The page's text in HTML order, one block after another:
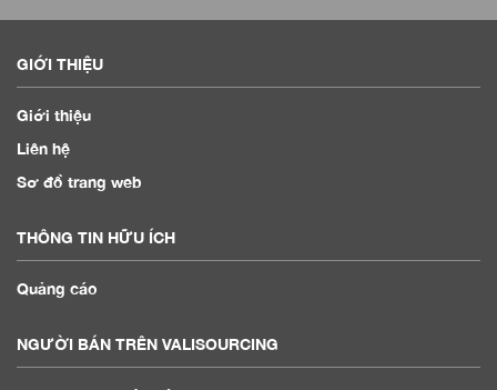
GIỚI THIỆU
Giới thiệu
Liên hệ
Sơ đồ trang web
THÔNG TIN HỮU ÍCH
Quảng cáo
NGƯỜI BÁN TRÊN VALISOURCING